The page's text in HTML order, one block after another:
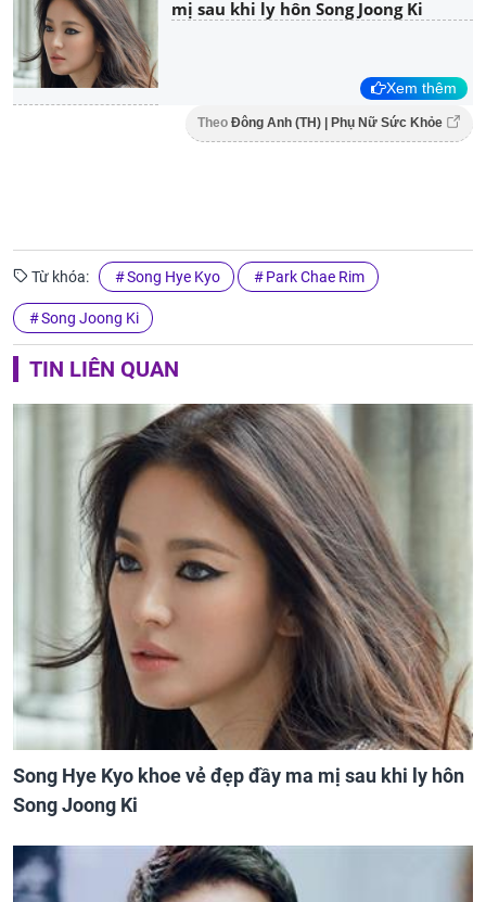
mị sau khi ly hôn Song Joong Ki
Xem thêm
Theo Đông Anh (TH) | Phụ Nữ Sức Khỏe
Từ khóa: Song Hye Kyo Park Chae Rim
Song Joong Ki
TIN LIÊN QUAN
Song Hye Kyo khoe vẻ đẹp đầy ma mị sau khi ly hôn
Song Joong Ki